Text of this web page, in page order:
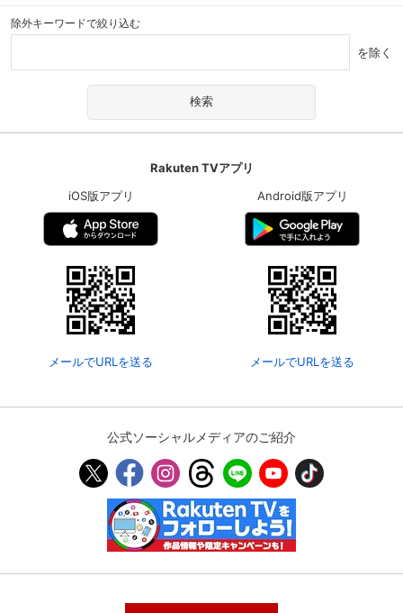
除外キーワードで絞り込む
を除く
Rakuten TVアプリ
iOS版アプリ
メールでURLを送る
Android版アプリ
メールでURLを送る
公式ソーシャルメディアのご紹介